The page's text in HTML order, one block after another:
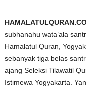
subhanahu wata’ala
Hamalatul Quran,
sebanyak tiga belas
ajang Seleksi Tilawatil
Istimewa Yogyakarta.